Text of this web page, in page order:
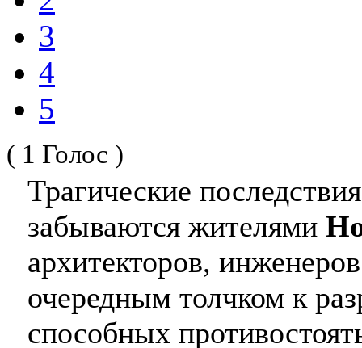
3
4
5
( 1 Голос )
Трагические
забываются жителями
архитекторов,
очередным толчком к
способных